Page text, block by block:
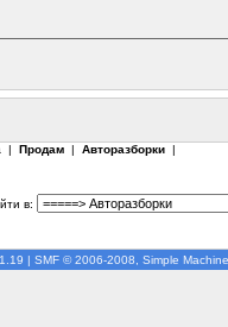
| Продам | Авторазборки |
в:
| SMF © 2006-2008, Simple